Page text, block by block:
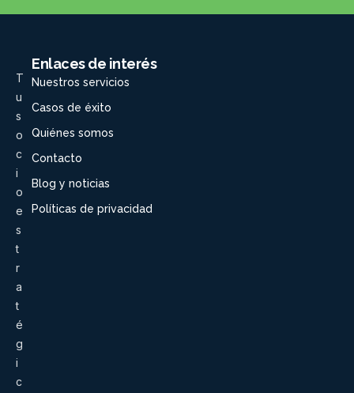
T
u
s
o
c
i
o
e
s
t
r
a
t
é
g
i
c
Enlaces de interés
Nuestros servicios
Casos de éxito
Quiénes somos
Contacto
Blog y noticias
Políticas de privacidad